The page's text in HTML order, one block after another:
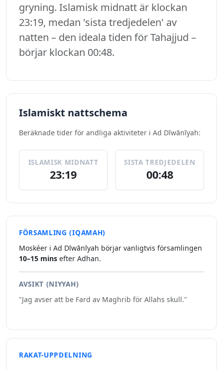
gryning. Islamisk midnatt är klockan
23:19, medan 'sista tredjedelen' av
natten – den ideala tiden för Tahajjud –
börjar klockan 00:48.
Islamiskt nattschema
Beräknade tider för andliga aktiviteter i Ad Dīwānīyah:
ISLAMISK MIDNATT
23:19
SISTA TREDJEDELEN
00:48
FÖRSAMLING (IQAMAH)
Moskéer i Ad Dīwānīyah börjar vanligtvis församlingen
10–15 mins efter Adhan.
AVSIKT (NIYYAH)
"Jag avser att be Fard av Maghrib för Allahs skull."
RAKAT-UPPDELNING